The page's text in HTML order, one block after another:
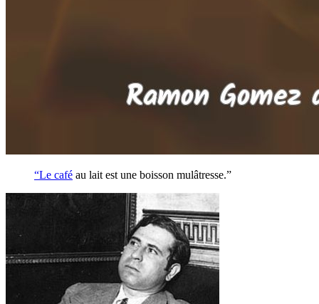
“Le café au lait est une boisson mulâtresse.”